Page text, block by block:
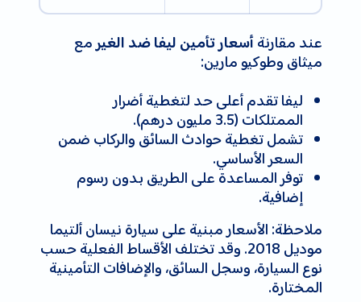
عند مقارنةأسعار تأمين ليفا ضد الغيرمع
ميثاق وطوكيو مارين:
ليفا تقدم أعلى حد لتغطية أضرار
الممتلكات (3.5 مليون درهم).
تشمل تغطية حوادث السائق والركاب ضمن
السعر الأساسي.
توفر المساعدة على الطريق بدون رسوم
إضافية.
ملاحظة: الأسعار مبنية على سيارة نيسان ألتيما
موديل 2018. وقد تختلف الأقساط الفعلية حسب
نوع السيارة، وسجل السائق، والإضافات التأمينية
المختارة.